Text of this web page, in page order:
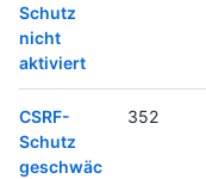
Schutz
nicht
aktiviert
CSRF-
Schutz
geschwäc
352